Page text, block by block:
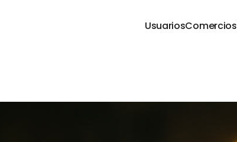
UsuariosComercios
Volver a Historias